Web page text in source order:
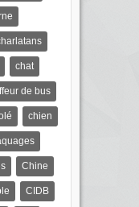
chat
de bus
chien
Chine
CIDB